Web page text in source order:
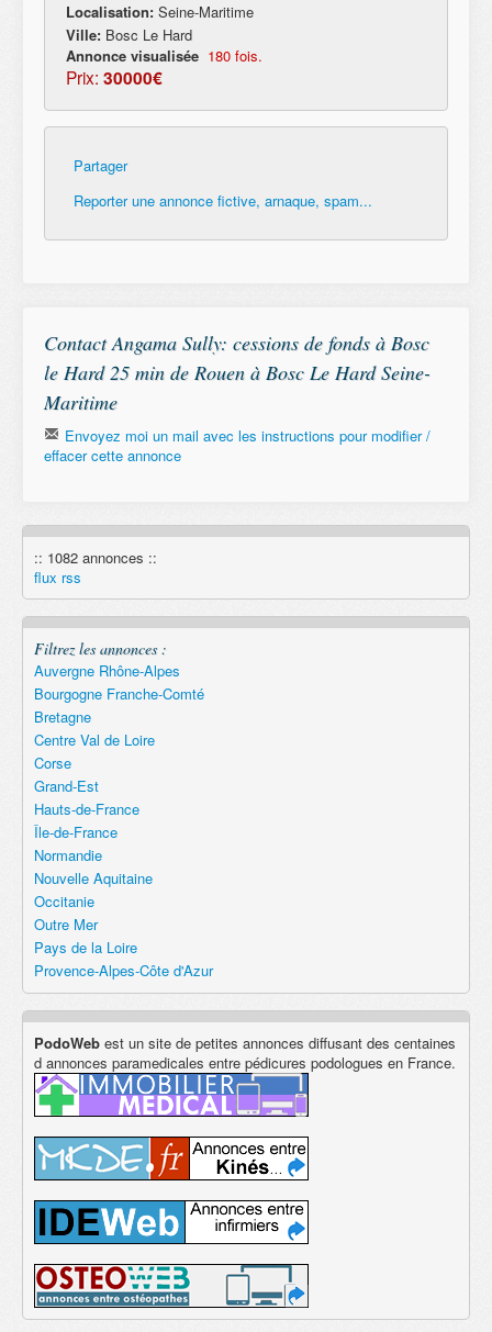
Localisation: Seine-Maritime
Ville: Bosc Le Hard
Annonce visualisée 180 fois.
Prix: 30000€
Partager
Reporter une annonce fictive, arnaque, spam...
Contact Angama Sully: cessions de fonds à Bosc
le Hard 25 min de Rouen à Bosc Le Hard Seine-
Maritime
Envoyez moi un mail avec les instructions pour modifier /
effacer cette annonce
Remember
:: 1082 annonces ::
flux rss
Filtrez les annonces :
Auvergne Rhône-Alpes
Bourgogne Franche-Comté
Bretagne
Centre Val de Loire
Corse
Grand-Est
Hauts-de-France
Île-de-France
Normandie
Nouvelle Aquitaine
Occitanie
Outre Mer
Pays de la Loire
Provence-Alpes-Côte d'Azur
PodoWeb est un site de petites annonces diffusant des centaines
d annonces paramedicales entre pédicures podologues en France.